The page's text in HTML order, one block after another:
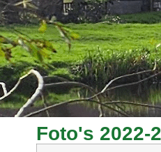
Foto's 2022-